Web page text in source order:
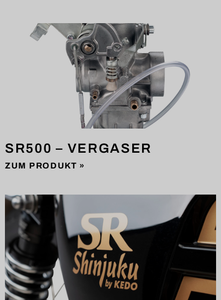
SR500 – VERGASER
ZUM PRODUKT »